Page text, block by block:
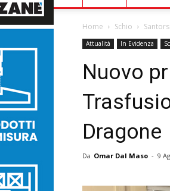
Home Schio
Attualità In Evidenza
Nuovo
Dragone
Da Omar Dal Maso - 9